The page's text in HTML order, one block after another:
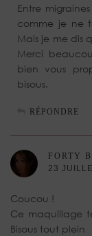
Entre
comme je ne
Mais je me dis
Merci
bien vous
bisous.
RÉPONDRE
FORTY
23
Coucou !
Ce maquillage
Bisous tout plein